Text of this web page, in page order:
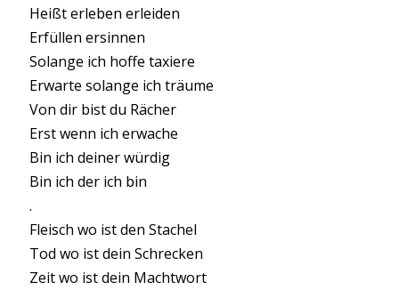
Heißt erleben erleiden
Erfüllen ersinnen
Solange ich hoffe taxiere
Erwarte solange ich träume
Von dir bist du Rächer
Erst wenn ich erwache
Bin ich deiner würdig
Bin ich der ich bin
.
Fleisch wo ist den Stachel
Tod wo ist dein Schrecken
Zeit wo ist dein Machtwort